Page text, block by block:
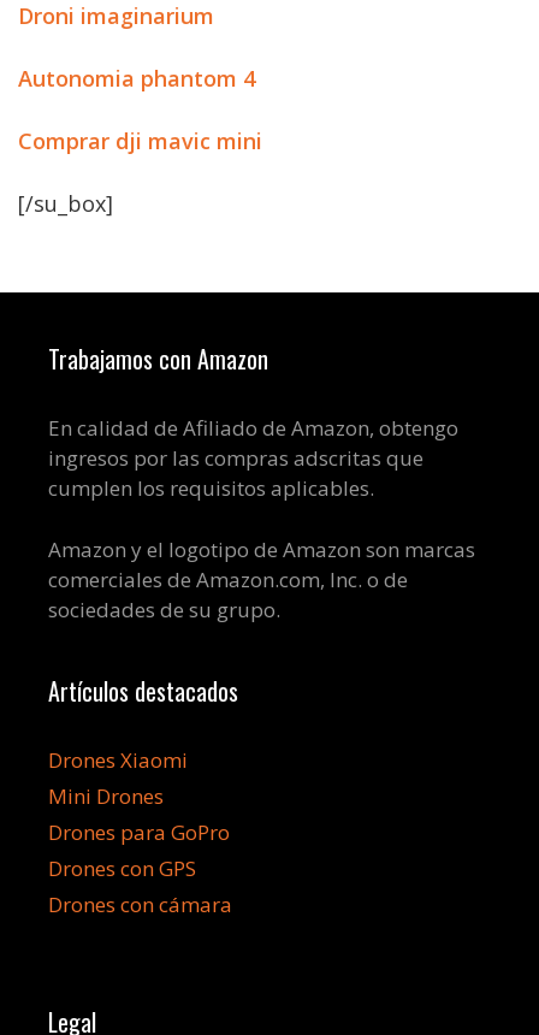
Droni imaginarium
Autonomia phantom 4
Comprar dji mavic mini
[/su_box]
Trabajamos con Amazon
En calidad de Afiliado de Amazon, obtengo
ingresos por las compras adscritas que
cumplen los requisitos aplicables.
Amazon y el logotipo de Amazon son marcas
comerciales de Amazon.com, Inc. o de
sociedades de su grupo.
Artículos destacados
Drones Xiaomi
Mini Drones
Drones para GoPro
Drones con GPS
Drones con cámara
Legal